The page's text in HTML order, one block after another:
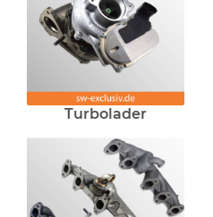
Turbolader